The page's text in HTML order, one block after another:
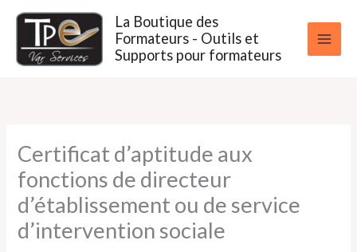
contenu
La Boutique des
Formateurs - Outils et
Supports pour formateurs
Certificat d’aptitude aux
fonctions de directeur
d’établissement ou de service
d’intervention sociale